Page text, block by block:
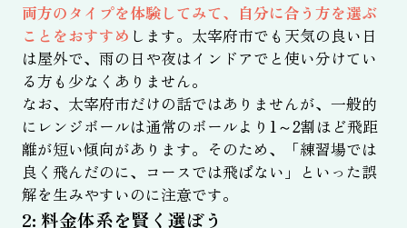
両方のタイプを体験してみて、自分に合う方を選ぶ
ことをおすすめ します。太宰府市でも天気の良い日
は屋外で、雨の日や夜はインドアでと使い分けてい
る方も少なくありません。
なお、太宰府市だけの話ではありませんが、一般的
にレンジボールは通常のボールより1～2割ほど飛距
離が短い傾向があります。そのため、「練習場では
良く飛んだのに、コースでは飛ばない」といった誤
解を生みやすいのに注意です。
2: 料金体系を賢く選ぼう